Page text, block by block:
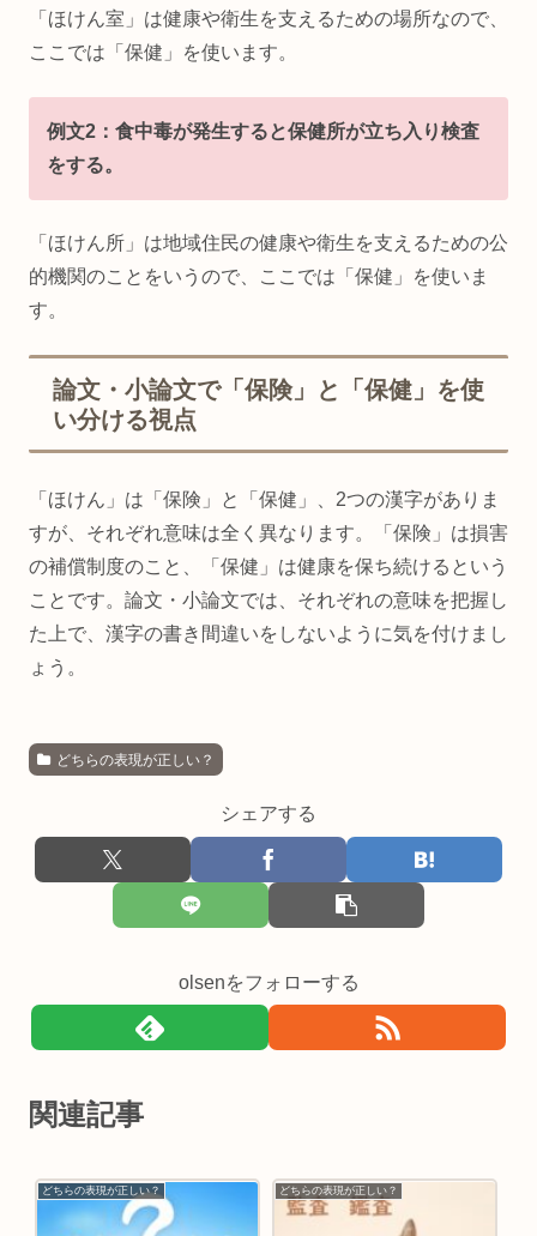
「ほけん室」は健康や衛生を支えるための場所なので、
ここでは「保健」を使います。
例文2：食中毒が発生すると保健所が立ち入り検査
をする。
「ほけん所」は地域住民の健康や衛生を支えるための公
的機関のことをいうので、ここでは「保健」を使いま
す。
論文・小論文で「保険」と「保健」を使
い分ける視点
「ほけん」は「保険」と「保健」、2つの漢字がありま
すが、それぞれ意味は全く異なります。「保険」は損害
の補償制度のこと、「保健」は健康を保ち続けるという
ことです。論文・小論文では、それぞれの意味を把握し
た上で、漢字の書き間違いをしないように気を付けまし
ょう。
どちらの表現が正しい？
シェアする
olsenをフォローする
関連記事
どちらの表現が正しい？ どちらの表現が正しい？